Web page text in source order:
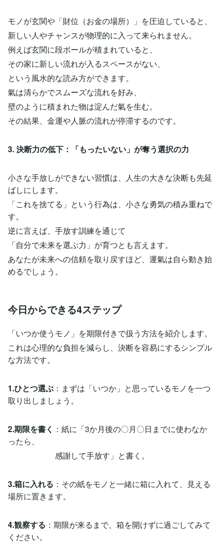
モノが玄関や「財位（お金の場所）」を圧迫していると、
新しい人やチャンスが物理的に入って来られません。
例えば玄関に段ボールが積まれていると、
その家に新しい流れが入るスペースがない、
という風水的な読み方ができます。
氣は清らかでスムーズな流れを好み、
壁のように積まれた物は淀んだ氣を生む。
その結果、金運や人脈の流れが停滞するのです。
3. 決断力の低下：「もったいない」が奪う選択の力
小さな手放しができない習慣は、人生の大きな決断も先延
ばしにします。
「これを捨てる」という行為は、小さな勇気の積み重ねで
す。
逆に言えば、手放す訓練を通じて
「自分で未来を選ぶ力」が育つとも言えます。
あなたが未来への信頼を取り戻すほど、運氣は自ら動き始
めるでしょう。
今日からできる4ステップ
「いつか使うモノ」を期限付きで扱う方法を紹介します。
これは心理的な負担を減らし、決断を容易にするシンプル
な方法です。
1.ひとつ選ぶ ：まずは「いつか」と思っているモノを一つ
取り出しましょう。
2.期限を書く ：紙に「3か月後の〇月〇日までに使わなか
ったら、
感謝して手放す」と書く。
3.箱に入れる ：その紙をモノと一緒に箱に入れて、見える
場所に置きます。
4.観察する ：期限が来るまで、箱を開けずに過ごしてみて
ください。